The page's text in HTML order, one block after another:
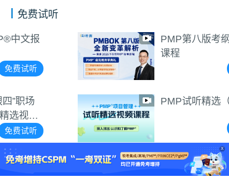
免费试听
PMP第八版考纲讲解视频
课程
PMP试听精选（精剪版）
X